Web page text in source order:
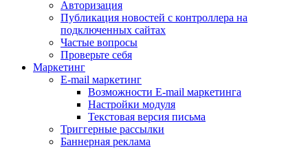
Авторизация
Публикация новостей с контроллера на
подключенных сайтах
Частые вопросы
Проверьте себя
Маркетинг
E-mail маркетинг
Возможности E-mail маркетинга
Настройки модуля
Текстовая версия письма
Триггерные рассылки
Баннерная реклама